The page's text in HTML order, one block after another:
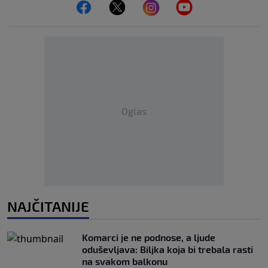
Oglas
NAJČITANIJE
Komarci je ne podnose, a ljude
oduševljava: Biljka koja bi trebala rasti
na svakom balkonu